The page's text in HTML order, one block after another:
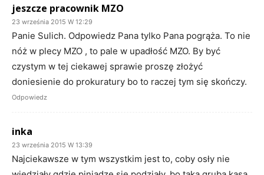
jeszcze pracownik MZO
23 września 2015 W 12:29
Panie Sulich. Odpowiedz Pana tylko Pana pogrąża. To nie
nóż w plecy MZO , to pale w upadłość MZO. By być
czystym w tej ciekawej sprawie proszę złożyć
doniesienie do prokuratury bo to raczej tym się skończy.
Odpowiedz
inka
23 września 2015 W 13:39
Najciekawsze w tym wszystkim jest to, coby osły nie